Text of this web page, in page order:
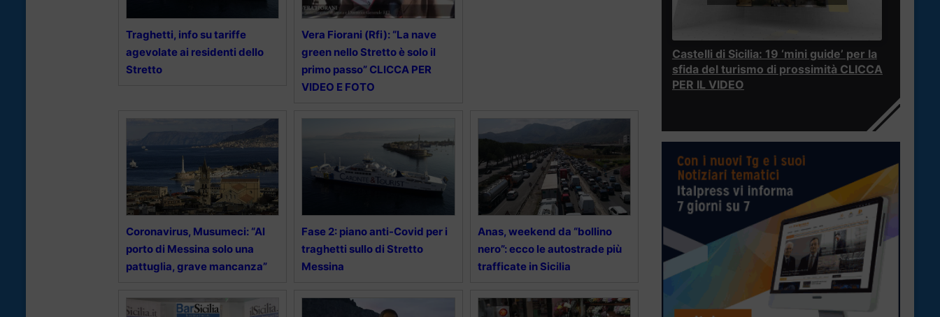
Traghetti, info su tariffe
agevolate ai residenti dello
Stretto
Vera Fiorani (Rfi): “La nave
green nello Stretto è solo il
primo passo” CLICCA PER
VIDEO E FOTO
Coronavirus, Musumeci: “Al
porto di Messina solo una
pattuglia, grave mancanza”
Fase 2: piano anti-Covid per i
traghetti sullo di Stretto
Messina
Anas, weekend da “bollino
nero”: ecco le autostrade più
trafficate in Sicilia
Castelli di Sicilia: 19 ‘mini guide’ per la
sfida del turismo di prossimità CLICCA
PER IL VIDEO